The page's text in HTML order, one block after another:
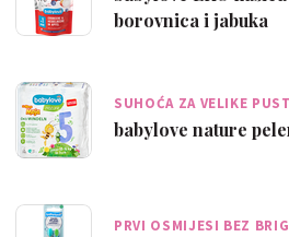
borovnica i jabuka
SUHOĆA ZA VELIKE
babylove nature
PRVI OSMIJESI BEZ